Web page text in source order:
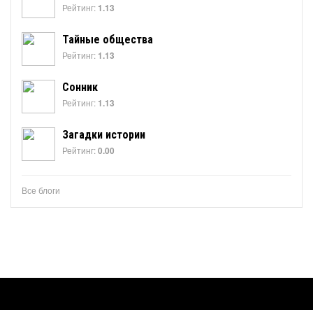
Рейтинг: 1.13
Тайные общества
Рейтинг: 1.13
Сонник
Рейтинг: 1.13
Загадки истории
Рейтинг:0.00
Все блоги